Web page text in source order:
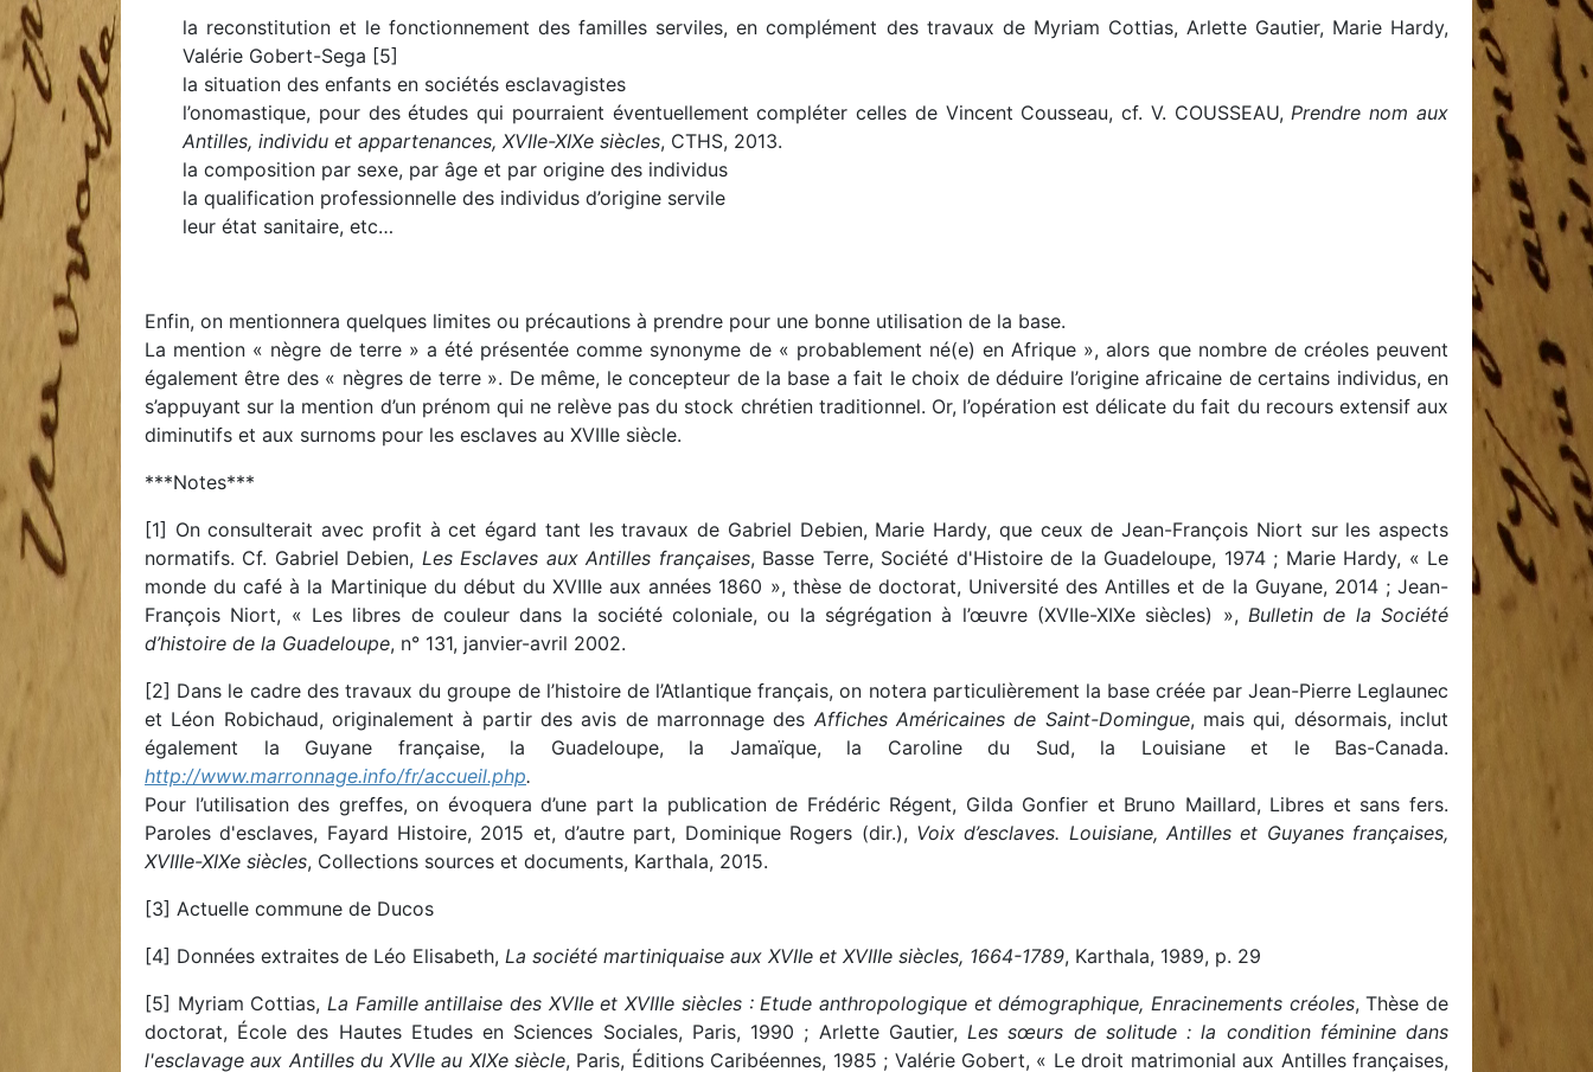
la reconstitution et le fonctionnement des familles serviles, en complément des travaux de Myriam Cottias, Arlette Gautier, Marie Hardy,
Valérie Gobert-Sega [5]
la situation des enfants en sociétés esclavagistes
l’onomastique, pour des études qui pourraient éventuellement compléter celles de Vincent Cousseau, cf. V. COUSSEAU,Prendre nom aux
Antilles, individu et appartenances, XVIIe-XIXe siècles, CTHS, 2013.
la composition par sexe, par âge et par origine des individus
la qualification professionnelle des individus d’origine servile
leur état sanitaire, etc…
Enfin, on mentionnera quelques limites ou précautions à prendre pour une bonne utilisation de la base.
La mention « nègre de terre » a été présentée comme synonyme de « probablement né(e) en Afrique », alors que nombre de créoles peuvent
également être des « nègres de terre ». De même, le concepteur de la base a fait le choix de déduire l’origine africaine de certains individus, en
s’appuyant sur la mention d’un prénom qui ne relève pas du stock chrétien traditionnel. Or, l’opération est délicate du fait du recours extensif aux
diminutifs et aux surnoms pour les esclaves au XVIIIe siècle.
***Notes***
[1] On consulterait avec profit à cet égard tant les travaux de Gabriel Debien, Marie Hardy, que ceux de Jean-François Niort sur les aspects
normatifs. Cf. Gabriel Debien, Les Esclaves aux Antilles françaises, Basse Terre, Société d'Histoire de la Guadeloupe, 1974 ; Marie Hardy, « Le
monde du café à la Martinique du début du XVIIIe aux années 1860 », thèse de doctorat, Université des Antilles et de la Guyane, 2014 ; Jean-
François Niort, « Les libres de couleur dans la société coloniale, ou la ségrégation à l’œuvre (XVIIe-XIXe siècles) »,Bulletin de la Société
d’histoire de la Guadeloupe, n° 131, janvier-avril 2002.
[2] Dans le cadre des travaux du groupe de l’histoire de l’Atlantique français, on notera particulièrement la base créée par Jean-Pierre Leglaunec
et Léon Robichaud, originalement à partir des avis de marronnage des Affiches Américaines de Saint-Domingue, mais qui, désormais, inclut
également la Guyane française, la Guadeloupe, la Jamaïque, la Caroline du Sud, la Louisiane et le Bas-Canada.
http://www.marronnage.info/fr/accueil.php.
Pour l’utilisation des greffes, on évoquera d’une part la publication de Frédéric Régent, Gilda Gonfier et Bruno Maillard, Libres et sans fers.
Paroles d'esclaves, Fayard Histoire, 2015 et, d’autre part, Dominique Rogers (dir.), Voix d’esclaves. Louisiane, Antilles et Guyanes françaises,
XVIIIe-XIXe siècles, Collections sources et documents, Karthala, 2015.
[3] Actuelle commune de Ducos
[4] Données extraites de Léo Elisabeth, La société martiniquaise aux XVIIe et XVIIIe siècles, 1664-1789, Karthala, 1989, p. 29
[5] Myriam Cottias,La Famille antillaise des XVIIe et XVIIIe siècles : Etude anthropologique et démographique, Enracinements créoles, Thèse de
doctorat, École des Hautes Etudes en Sciences Sociales, Paris, 1990 ; Arlette Gautier,Les sœurs de solitude : la condition féminine dans
l'esclavage aux Antilles du XVIIe au XIXe siècle, Paris, Éditions Caribéennes, 1985 ; Valérie Gobert, « Le droit matrimonial aux Antilles françaises,